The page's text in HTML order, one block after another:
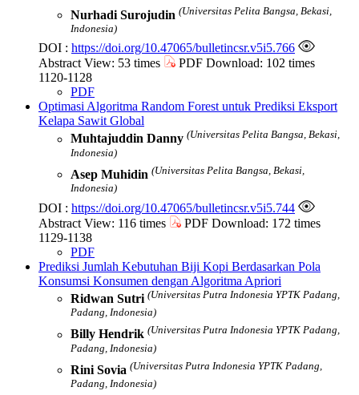
Nurhadi Surojudin (Universitas Pelita Bangsa, Bekasi,
Indonesia)
DOI : https://doi.org/10.47065/bulletincsr.v5i5.766
Abstract View: 53 times
PDF Download: 102 times
1120-1128
PDF
Optimasi Algoritma Random Forest untuk Prediksi Eksport
Kelapa Sawit Global
Muhtajuddin Danny (Universitas Pelita Bangsa, Bekasi,
Indonesia)
Asep Muhidin (Universitas Pelita Bangsa, Bekasi,
Indonesia)
DOI : https://doi.org/10.47065/bulletincsr.v5i5.744
Abstract View: 116 times
PDF Download: 172 times
1129-1138
PDF
Prediksi Jumlah Kebutuhan Biji Kopi Berdasarkan Pola
Konsumsi Konsumen dengan Algoritma Apriori
Ridwan Sutri (Universitas Putra Indonesia YPTK Padang,
Padang, Indonesia)
Billy Hendrik (Universitas Putra Indonesia YPTK Padang,
Padang, Indonesia)
Rini Sovia (Universitas Putra Indonesia YPTK Padang,
Padang, Indonesia)